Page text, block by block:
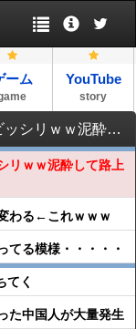
ーム YouTube
story
大野智、新タトゥーは左腕の手首までビッシリｗｗ泥酔して路上で一心不乱にダンス
リｗｗ泥酔して路上
わる←これｗｗｗ
てる模様・・・・・
てく
た中国人が大量発生